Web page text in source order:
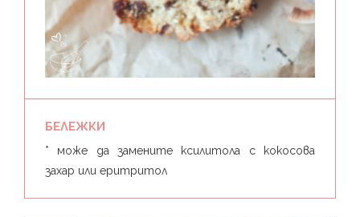
БЕЛЕЖКИ
* може да замените ксилитола с кокосова
захар или еритритол